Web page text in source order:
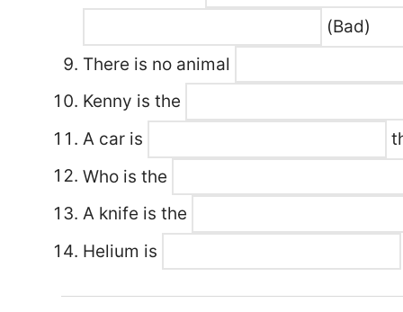
(Bad)
There is no animal
Kenny is the
A car is
Who is the
A knife is the
Helium is